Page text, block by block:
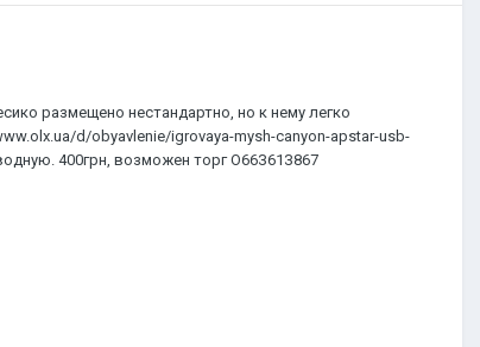
размещено нестандартно, но к нему легко
d/obyavlenie/igrovaya-mysh-canyon-apstar-usb-
400грн, возможен торг О66З61З867